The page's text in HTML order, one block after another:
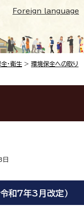
Foreign language
・衛生 > 環境保全への取り
和7年3月改定）